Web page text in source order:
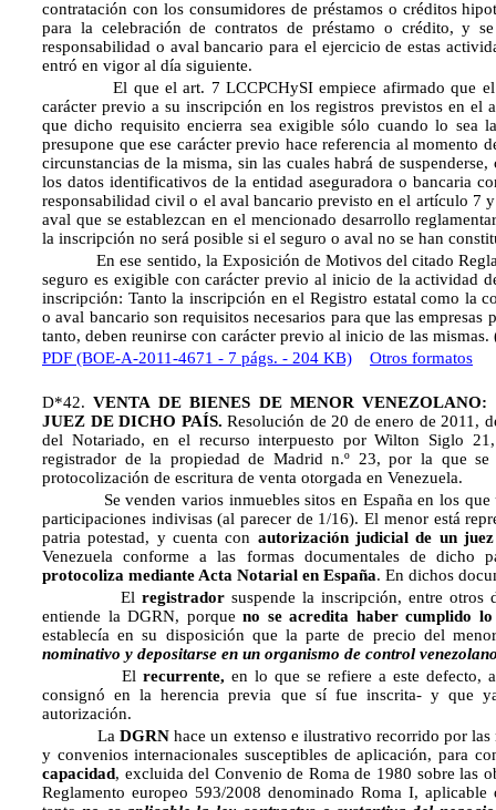
contratación con los consumidores de préstamos o créditos
para la celebración de contratos de préstamo o crédito, y
responsabilidad o aval bancario para el ejercicio de estas
entró en vigor al día siguiente.
El que el art. 7 LCCPCHySI empiece afirmado que el
carácter previo a su inscripción en los registros previstos en
que dicho requisito encierra sea exigible sólo cuando lo sea
presupone que ese carácter previo hace referencia al momento
circunstancias de la misma, sin las cuales habrá de
los datos identificativos de la entidad aseguradora o bancaria
responsabilidad civil o el aval bancario previsto en el artículo 7
aval que se establezcan en el mencionado desarrollo
la inscripción no será posible si el seguro o aval no se han
En ese sentido, la Exposición de Motivos del citado
seguro es exigible con carácter previo al inicio de la actividad
inscripción: Tanto la inscripción en el Registro estatal como la
o aval bancario son requisitos necesarios para que las empresas
tanto, deben reunirse con carácter previo al inicio de las mismas.
PDF (BOE-A-2011-4671 - 7 págs. - 204 KB)
Otros formatos
D*42.VENTA DE BIENES DE MENOR VENEZOLANO:
JUEZ DE DICHO PAÍS.Resolución de 20 de enero de 2011,
del Notariado, en el recurso interpuesto por Wilton Siglo
registrador de la propiedad de Madrid n.º 23, por la que
protocolización de escritura de venta otorgada en Venezuela.
Se venden varios inmuebles sitos en España en los que
participaciones indivisas (al parecer de 1/16). El menor está
patria potestad, y cuenta con autorización judicial de un juez
Venezuela conforme a las formas documentales de dicho
protocoliza mediante Acta Notarial en España. En dichos
Elregistrador suspende la inscripción, entre otros
entiende la DGRN, porqueno se acredita haber cumplido
establecía en su disposición que la parte de precio del
nominativo y depositarse en un organismo de control
Elrecurrente, en lo que se refiere a este defecto,
consignó en la herencia previa que sí fue inscrita- y que
autorización.
LaDGRN hace un extenso e ilustrativo recorrido por
y convenios internacionales susceptibles de aplicación, para
capacidad, excluida del Convenio de Roma de 1980 sobre las
Reglamento europeo 593/2008 denominado Roma I,